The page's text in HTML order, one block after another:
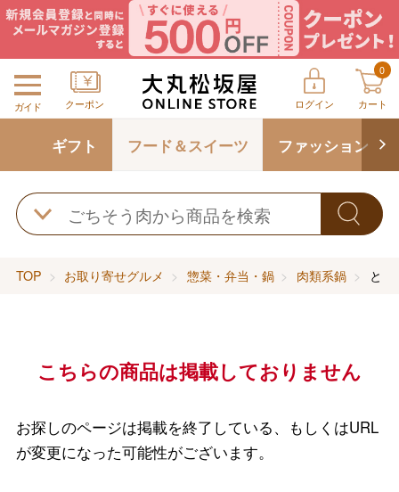
ガイド クーポン ログイン
0
カート
ギフト フード＆スイーツ ファッション
TOP お取り寄せグルメ 惣菜・弁当・鍋 肉類系鍋 と
こちらの商品は掲載しておりません
お探しのページは掲載を終了している、もしくはURL
が変更になった可能性がございます。